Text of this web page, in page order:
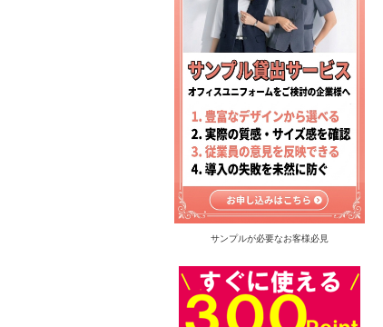
サンプルが必要なお客様必見